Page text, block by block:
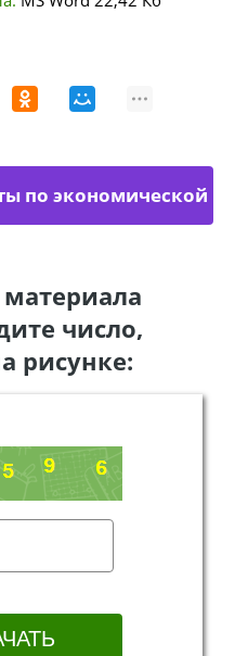
по экономической
число,
рисунке: